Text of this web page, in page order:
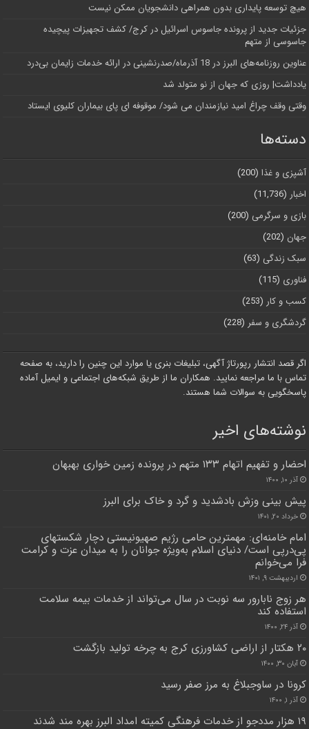
هیچ توسعه پایداری بدون همراهی دانشجویان ممکن نیست
جزئیات جدید از پرونده جاسوس اسرائیل در کرج/‌ کشف تجهیزات پیچیده
جاسوسی از متهم
عناوین روزنامه‌های البرز در ‌18 آذرماه/صدرنشینی در ارائه خدمات زایمان بی‌درد
یادداشت| روزی که جهان از نو متولد شد
وقتی وقف چراغ امید نیازمندان می شود/ موقوفه ای پای بیماران کلیوی ایستاد
دسته‌ها
آشپزی و غذا (200)
اخبار (11,736)
بازی و سرگرمی (200)
جهان (202)
سبک زندگی (63)
فناوری (115)
کسب و کار (253)
گردشگری و سفر (228)
اگر قصد انتشار رپورتاژ آگهی، تبلیغات بنری یا موارد این چنین را دارید، به صفحه
تماس با ما مراجعه نمایید. همکاران ما از طریق شبکه‌های اجتماعی و ایمیل آماده
پاسخگویی به سوالات شما هستند.
نوشته‌های اخیر
احضار و تفهیم اتهام ۱۳۳ متهم در پرونده زمین خواری بهبهان
آذر ۱۰, ۱۴۰۰
پیش بینی وزش بادشدید و گرد و خاک برای البرز
خرداد ۲۰, ۱۴۰۱
امام خامنه‌ای: مهمترین حامی رژیم صهیونیستی دچار شکستهای
پی‌درپی است/ دنیای اسلام به‌ویژه جوانان را به میدان عزت و کرامت
فرا می‌خوانم
اردیبهشت ۹, ۱۴۰۱
هر زوج نابارور سه نوبت در سال می‌تواند از خدمات بیمه سلامت
استفاده کند
آذر ۲۴, ۱۴۰۰
۲۰ هکتار از اراضی کشاورزی کرج به چرخه تولید بازگشت
آبان ۳۰, ۱۴۰۰
کرونا در ساوجبلاغ به مرز صفر رسید
آذر ۱, ۱۴۰۰
۱۹ هزار مددجو از خدمات فرهنگی کمیته امداد البرز بهره مند شدند